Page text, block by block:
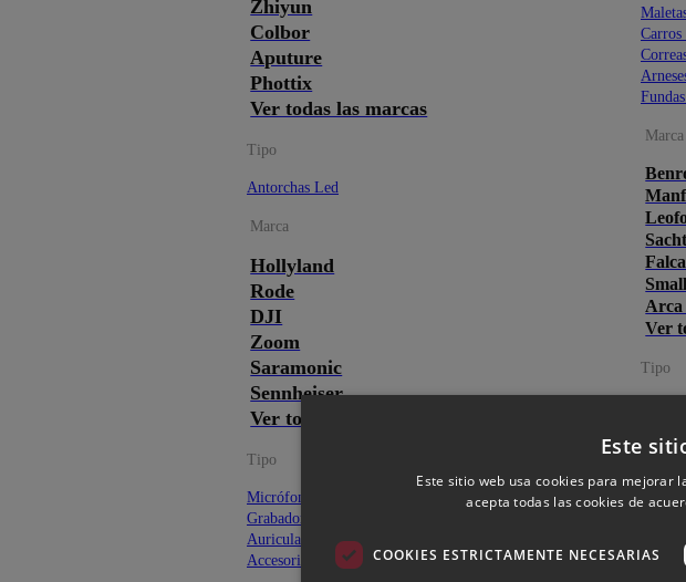
Zhiyun
Colbor
Aputure
Phottix
Ver todas las marcas
Tipo
Antorchas Led
Marca
Hollyland
Rode
DJI
Zoom
Saramonic
Sennheiser
Ver todas las marcas
Tipo
Micrófonos
Grabadoras externas
Auriculares para audio
Accesorios para audio
Carros
Marca
Arca
Ver
Tipo
Más
Este
Este sitio web usa cookies para mejorar
acepta todas las cookies de
COOKIES ESTRICTAMENTE NECESARIAS